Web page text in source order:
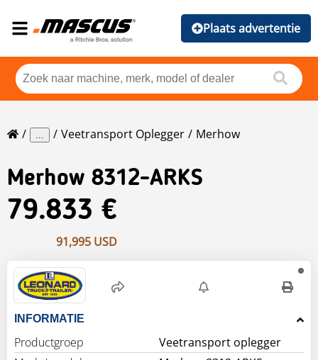
Plaats advertentie
... Veetransport Oplegger Merhow
Merhow 8312-ARKS
79.833 €
91,995 USD
INFORMATIE
Productgroep
Veetransport oplegger